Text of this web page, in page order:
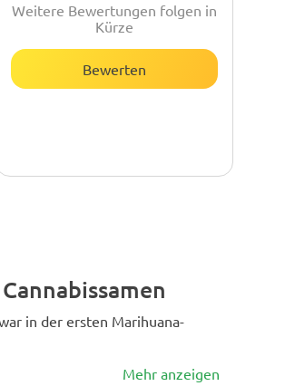
Weitere Bewertungen folgen in
Kürze
Bewerten
in der ersten Marihuana-
Mehr anzeigen